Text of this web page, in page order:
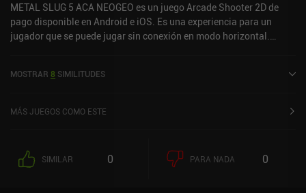
METAL SLUG 5 ACA NEOGEO es un juego Arcade Shooter 2D de
pago disponible en Android e iOS. Es una experiencia para un
jugador que se puede jugar sin conexión en modo horizontal.
sobre 5,0 en la App Store de iOS.
MOSTRAR 8 SIMILITUDES
MÁS JUEGOS COMO ESTE
SIMILAR 0 PARA NADA 0